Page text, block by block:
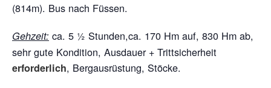
(814m). Bus nach Füssen.
Gehzeit: ca. 5 ½ Stunden,ca. 170 Hm auf, 830 Hm ab,
sehr gute Kondition, Ausdauer + Trittsicherheit
erforderlich, Bergausrüstung, Stöcke.